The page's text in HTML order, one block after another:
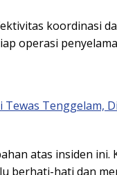
koordinasi
operasi
Tewas Tenggelam,
atas insiden ini.
berhati-hati dan